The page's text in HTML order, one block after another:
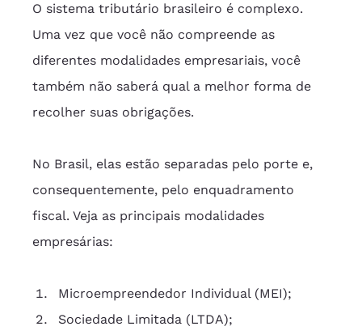
O sistema tributário brasileiro é complexo.
Uma vez que você não compreende as
diferentes modalidades empresariais, você
também não saberá qual a melhor forma de
recolher suas obrigações.
No Brasil, elas estão separadas pelo porte e,
consequentemente, pelo enquadramento
fiscal. Veja as principais modalidades
empresárias:
Microempreendedor Individual (MEI);
Sociedade Limitada (LTDA);